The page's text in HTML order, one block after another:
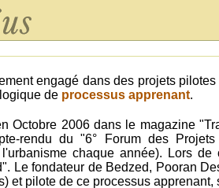
engagé dans des projets
de processus apprenant.
Octobre 2006 dans le magazine
rendu du "6° Forum des
chaque année). Lors
Le fondateur de Bedzed, Pooran
et pilote de ce processus